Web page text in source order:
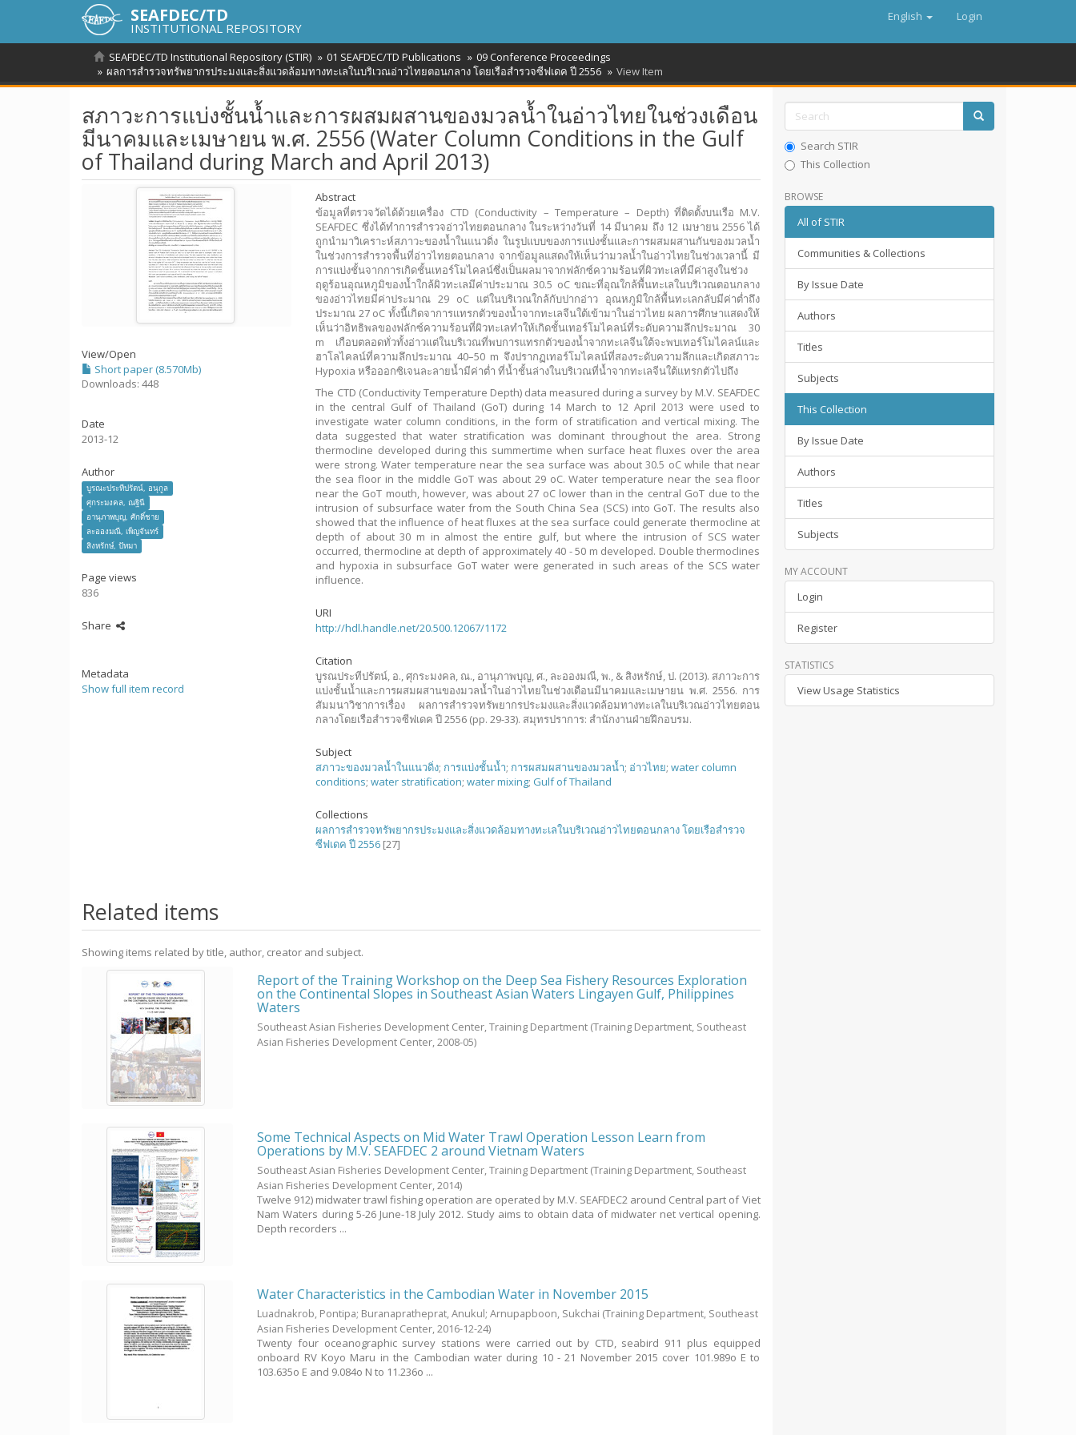
SEAFDEC/TD
INSTITUTIONAL REPOSITORY
English Login
SEAFDEC/TD Institutional Repository (STIR) 01 SEAFDEC/TD Publications
09 Conference Proceedings
ผลการสำรวจทรัพยากรประมงและสิ่งแวดล้อมทางทะเลในบริเวณอ่าวไทยตอนกลาง โดยเรือสำรวจซีฟเดค ปี 2556
View Item
สภาวะการแบ่งชั้นน้ำและการผสมผสานของมวลน้ำในอ่าวไทยในช่วงเดือน
มีนาคมและเมษายน พ.ศ. 2556 (Water Column Conditions in the Gulf
of Thailand during March and April 2013)
View/Open
Short paper (8.570Mb)
Downloads: 448
Date
2013-12
Author
บูรณะประทีปรัตน์, อนุกูล
ศุกระมงคล, ณฐินี
อานุภาพบุญ, ศักดิ์ชาย
ละอองมณี, เพ็ญจันทร์
สิงหรักษ์, ปัทมา
Page views
836
Share
Metadata
Show full item record
Abstract
ข้อมูลที่ตรวจวัดได้ด้วยเครื่อง CTD (Conductivity – Temperature – Depth) ที่ติดตั้งบนเรือ M.V.
SEAFDEC ซึ่งได้ทำการสำรวจอ่าวไทยตอนกลาง ในระหว่างวันที่ 14 มีนาคม ถึง 12 เมษายน 2556 ได้
ถูกนำมาวิเคราะห์สภาวะของน้ำในแนวดิ่ง ในรูปแบบของการแบ่งชั้นและการผสมผสานกันของมวลน้ำ
ในช่วงการสำรวจพื้นที่อ่าวไทยตอนกลาง จากข้อมูลแสดงให้เห็นว่ามวลน้ำในอ่าวไทยในช่วงเวลานี้ มี
การแบ่งชั้นจากการเกิดชั้นเทอร์โมไคลน์ซึ่งเป็นผลมาจากฟลักซ์ความร้อนที่ผิวทะเลที่มีค่าสูงในช่วง
ฤดูร้อนอุณหภูมิของน้ำใกล้ผิวทะเลมีค่าประมาณ 30.5 oC ขณะที่อุณใกล้พื้นทะเลในบริเวณตอนกลาง
ของอ่าวไทยมีค่าประมาณ 29 oC แต่ในบริเวณใกล้กับปากอ่าว อุณหภูมิใกล้พื้นทะเลกลับมีค่าต่ำถึง
ประมาณ 27 oC ทั้งนี้เกิดจาการแทรกตัวของน้ำจากทะเลจีนใต้เข้ามาในอ่าวไทย ผลการศึกษาแสดงให้
เห็นว่าอิทธิพลของฟลักซ์ความร้อนที่ผิวทะเลทำให้เกิดชั้นเทอร์โมไคลน์ที่ระดับความลึกประมาณ 30
m เกือบตลอดทั่วทั้งอ่าวแต่ในบริเวณที่พบการแทรกตัวของน้ำจากทะเลจีนใต้จะพบเทอร์โมไคลน์และ
ฮาโลไคลน์ที่ความลึกประมาณ 40–50 m จึงปรากฏเทอร์โมไคลน์ที่สองระดับความลึกและเกิดสภาวะ
Hypoxia หรือออกซิเจนละลายน้ำมีค่าต่ำ ที่น้ำชั้นล่างในบริเวณที่น้ำจากทะเลจีนใต้แทรกตัวไปถึง
The CTD (Conductivity Temperature Depth) data measured during a survey by M.V. SEAFDEC
in the central Gulf of Thailand (GoT) during 14 March to 12 April 2013 were used to
investigate water column conditions, in the form of stratification and vertical mixing. The
data suggested that water stratification was dominant throughout the area. Strong
thermocline developed during this summertime when surface heat fluxes over the area
were strong. Water temperature near the sea surface was about 30.5 oC while that near
the sea floor in the middle GoT was about 29 oC. Water temperature near the sea floor
near the GoT mouth, however, was about 27 oC lower than in the central GoT due to the
intrusion of subsurface water from the South China Sea (SCS) into GoT. The results also
showed that the influence of heat fluxes at the sea surface could generate thermocline at
depth of about 30 m in almost the entire gulf, but where the intrusion of SCS water
occurred, thermocline at depth of approximately 40 - 50 m developed. Double thermoclines
and hypoxia in subsurface GoT water were generated in such areas of the SCS water
influence.
URI
http://hdl.handle.net/20.500.12067/1172
Citation
บูรณประทีปรัตน์, อ., ศุกระมงคล, ณ., อานุภาพบุญ, ศ., ละอองมณี, พ., & สิงหรักษ์, ป. (2013). สภาวะการ
แบ่งชั้นน้ำและการผสมผสานของมวลน้ำในอ่าวไทยในช่วงเดือนมีนาคมและเมษายน พ.ศ. 2556. การ
สัมมนาวิชาการเรื่อง ผลการสำรวจทรัพยากรประมงและสิ่งแวดล้อมทางทะเลในบริเวณอ่าวไทยตอน
กลางโดยเรือสำรวจซีฟเดค ปี 2556 (pp. 29-33). สมุทรปราการ: สำนักงานฝ่ายฝึกอบรม.
Subject
สภาวะของมวลน้ำในแนวดิ่ง; การแบ่งชั้นน้ำ; การผสมผสานของมวลน้ำ; อ่าวไทย;water column
conditions;water stratification;water mixing; Gulf of Thailand
Collections
ผลการสำรวจทรัพยากรประมงและสิ่งแวดล้อมทางทะเลในบริเวณอ่าวไทยตอนกลาง โดยเรือสำรวจ
ซีฟเดค ปี 2556 [27]
Related items
Showing items related by title, author, creator and subject.
Report of the Training Workshop on the Deep Sea Fishery Resources Exploration
on the Continental Slopes in Southeast Asian Waters Lingayen Gulf, Philippines
Waters
Southeast Asian Fisheries Development Center, Training Department (Training Department, Southeast
Asian Fisheries Development Center,2008-05)
Some Technical Aspects on Mid Water Trawl Operation Lesson Learn from
Operations by M.V. SEAFDEC 2 around Vietnam Waters
Southeast Asian Fisheries Development Center, Training Department (Training Department, Southeast
Asian Fisheries Development Center,2014)
Twelve 912) midwater trawl fishing operation are operated by M.V. SEAFDEC2 around Central part of Viet
Nam Waters during 5-26 June-18 July 2012. Study aims to obtain data of midwater net vertical opening.
Depth recorders ...
Water Characteristics in the Cambodian Water in November 2015
Luadnakrob, Pontipa; Buranapratheprat, Anukul;Arnupapboon, Sukchai (Training Department, Southeast
Asian Fisheries Development Center,2016-12-24)
Twenty four oceanographic survey stations were carried out by CTD, seabird 911 plus equipped
onboard RV Koyo Maru in the Cambodian water during 10 - 21 November 2015 cover 101.989o E to
103.635o E and 9.084o N to 11.236o ...
Search STIR
This Collection
BROWSE
All of STIR
Communities & Collections
By Issue Date
Authors
Titles
Subjects
This Collection
By Issue Date
Authors
Titles
Subjects
MY ACCOUNT
Login
Register
STATISTICS
View Usage Statistics